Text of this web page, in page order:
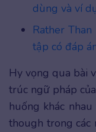
dùng và ví
Rather
tập có đáp
Hy vọng qua bài
trúc ngữ pháp của
huống khác
though trong